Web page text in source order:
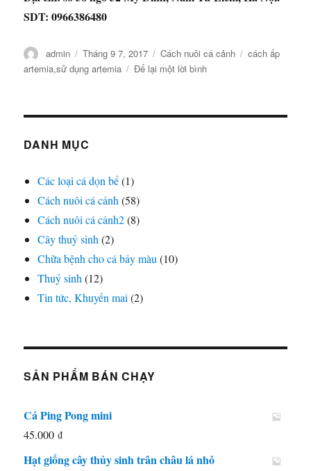
SDT: 0966386480
Tác
giả
admin
Đăng
vào
Tháng 9 7, 2017
Danh
mục
Cách nuôi cá cảnh Thẻ
cách ấp
artemia,sử dụng artemia Để lại một lời bìnhở
sử
DANH MỤC
Các loại cá dọn bể(1)
Cách nuôi cá cảnh(58)
Cách nuôi cá cảnh2(8)
Cây thuỷ sinh(2)
Chữa bệnh cho cá bảy màu(10)
Thuỷ sinh(12)
Tin tức, Khuyến mai(2)
SẢN PHẨM BÁN CHẠY
Cá Ping Pong mini
45.000₫
Hạt giống cây thủy sinh trân châu lá nhỏ